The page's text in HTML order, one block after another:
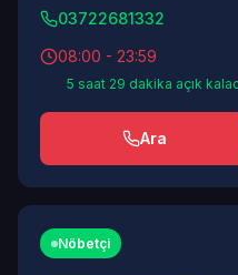
03722681332
08:00 - 23:59
5 saat 29 dakika açık
Ara
Nöbetçi